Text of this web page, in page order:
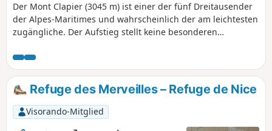
Der Mont Clapier (3045 m) ist einer der fünf Dreitausender
der Alpes-Maritimes und wahrscheinlich der am leichtesten
zugängliche. Der Aufstieg stellt keine besonderen
guten Orientierungssinn, um sich vom Lacs du Mont
Clapier aus über Geröllfelder fortzubewegen. Vom Gipfel
aus hat man einen herrlichen Ausblick auf die Gipfel der
italienisch-schweizerischen Grenze bis nach Korsika, über
die Poebene, den immer noch isolierten Mont Viso und
näher gelegen den Mont Bégo, den Grand Capelet, den
Refuge des Merveilles – Refuge de Nice
Visorando-Mitglied